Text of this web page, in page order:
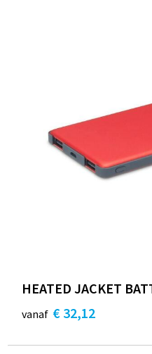
HEATED JACKET
vanaf € 32,12